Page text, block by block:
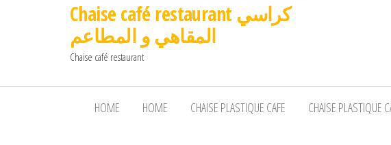
Chaise café restaurant كراسي
المقاهي و المطاعم
Chaise café restaurant
HOME HOME CHAISE PLASTIQUE CAFE CHAISE PLASTIQUE